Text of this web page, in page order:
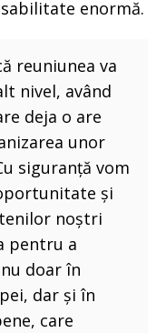
enormă.
reuniunea va
nivel, având
deja o are
unor
siguranță vom
și
noștri
pentru a
doar în
dar și în
care